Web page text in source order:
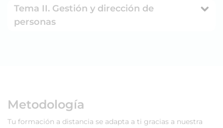
Tema II. Gestión y dirección de
personas
Metodología
Tu formación a distancia se adapta a ti gracias a nuestra